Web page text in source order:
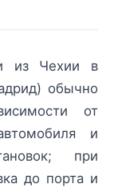
из Чехии в
обычно
от
и
при
до порта и